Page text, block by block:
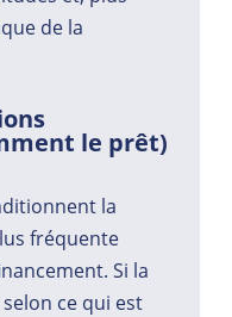
de la
le prêt)
la
fréquente
Si la
ce qui est